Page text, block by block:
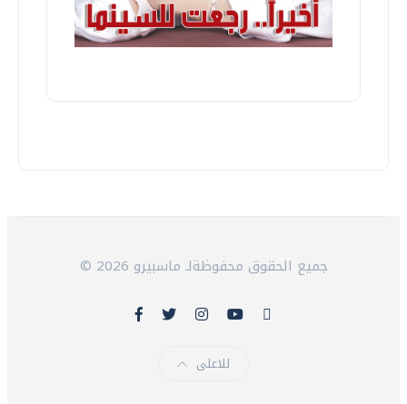
© 2026 جميع الحقوق محفوظةلـ ماسبيرو
للاعلى